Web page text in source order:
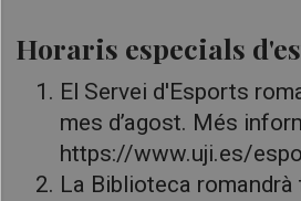
Horaris especials
El Servei d'Esports
mes d’agost. Més
https://www.uji.es/
La Biblioteca romandrà